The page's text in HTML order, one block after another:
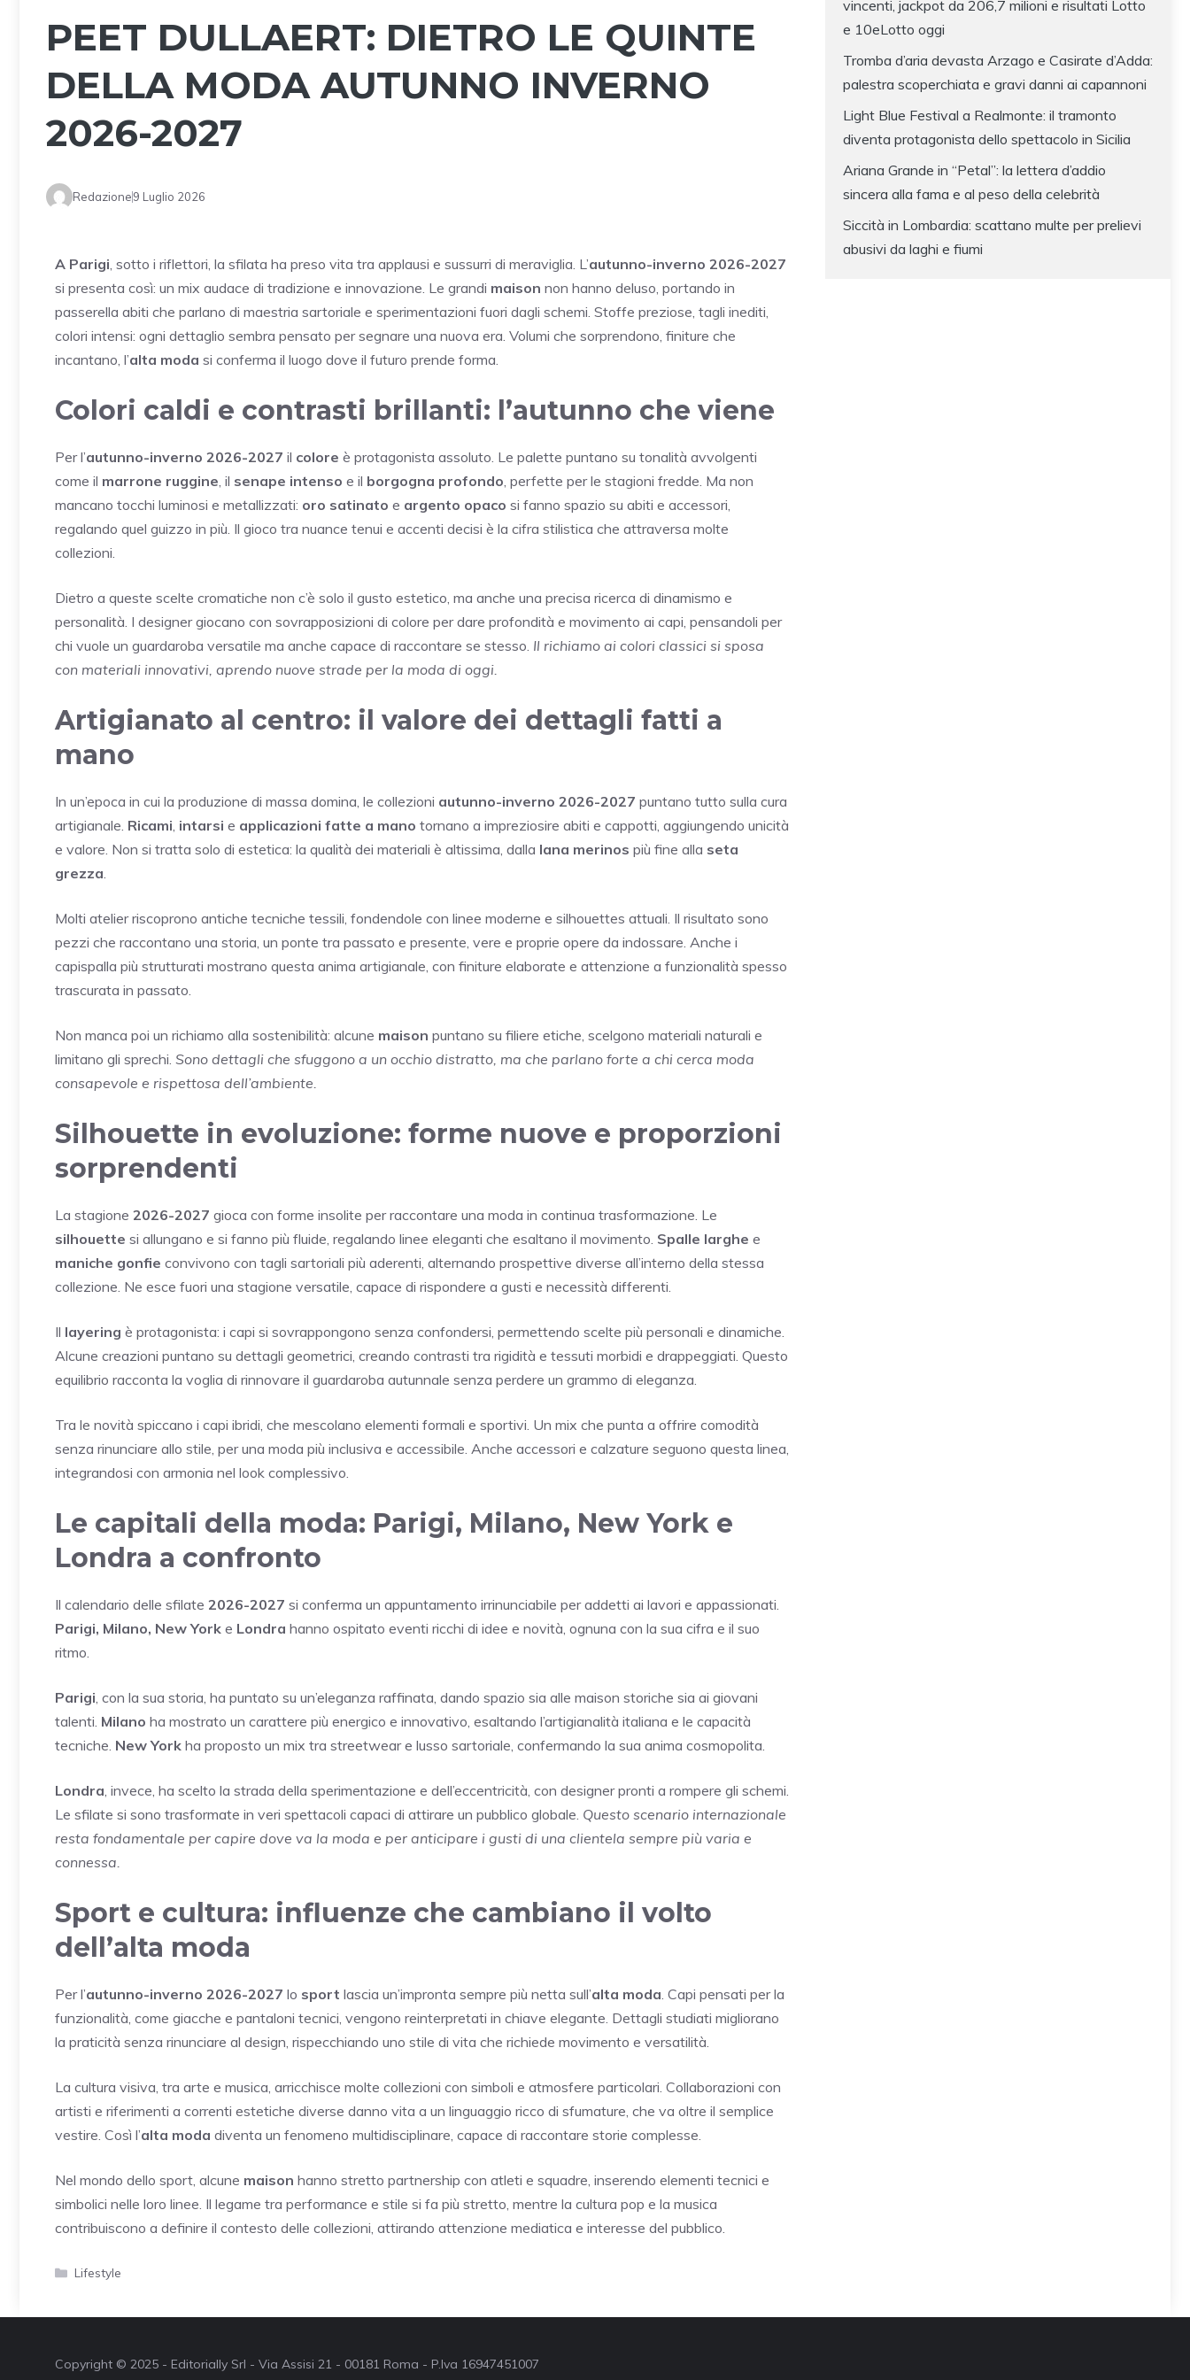
PEET DULLAERT: DIETRO LE QUINTE
DELLA MODA AUTUNNO INVERNO
2026-2027
Redazione9 Luglio 2026
A Parigi, sotto i riflettori, la sfilata ha preso vita tra applausi e sussurri di meraviglia. L’autunno-inverno 2026-2027
si presenta così: un mix audace di tradizione e innovazione. Le grandi maison non hanno deluso, portando in
passerella abiti che parlano di maestria sartoriale e sperimentazioni fuori dagli schemi. Stoffe preziose, tagli inediti,
colori intensi: ogni dettaglio sembra pensato per segnare una nuova era. Volumi che sorprendono, finiture che
incantano, l’alta moda si conferma il luogo dove il futuro prende forma.
Colori caldi e contrasti brillanti: l’autunno che viene
Per l’autunno-inverno 2026-2027 il colore è protagonista assoluto. Le palette puntano su tonalità avvolgenti
come il marrone ruggine, il senape intenso e il borgogna profondo, perfette per le stagioni fredde. Ma non
mancano tocchi luminosi e metallizzati: oro satinato e argento opaco si fanno spazio su abiti e accessori,
regalando quel guizzo in più. Il gioco tra nuance tenui e accenti decisi è la cifra stilistica che attraversa molte
collezioni.
Dietro a queste scelte cromatiche non c’è solo il gusto estetico, ma anche una precisa ricerca di dinamismo e
personalità. I designer giocano con sovrapposizioni di colore per dare profondità e movimento ai capi, pensandoli per
chi vuole un guardaroba versatile ma anche capace di raccontare se stesso. Il richiamo ai colori classici si sposa
con materiali innovativi, aprendo nuove strade per la moda di oggi.
Artigianato al centro: il valore dei dettagli fatti a
mano
In un’epoca in cui la produzione di massa domina, le collezioni autunno-inverno 2026-2027 puntano tutto sulla cura
artigianale. Ricami, intarsi e applicazioni fatte a mano tornano a impreziosire abiti e cappotti, aggiungendo unicità
e valore. Non si tratta solo di estetica: la qualità dei materiali è altissima, dalla lana merinos più fine alla seta
grezza.
Molti atelier riscoprono antiche tecniche tessili, fondendole con linee moderne e silhouettes attuali. Il risultato sono
pezzi che raccontano una storia, un ponte tra passato e presente, vere e proprie opere da indossare. Anche i
capispalla più strutturati mostrano questa anima artigianale, con finiture elaborate e attenzione a funzionalità spesso
trascurata in passato.
Non manca poi un richiamo alla sostenibilità: alcune maison puntano su filiere etiche, scelgono materiali naturali e
limitano gli sprechi. Sono dettagli che sfuggono a un occhio distratto, ma che parlano forte a chi cerca moda
consapevole e rispettosa dell’ambiente.
Silhouette in evoluzione: forme nuove e proporzioni
sorprendenti
La stagione 2026-2027 gioca con forme insolite per raccontare una moda in continua trasformazione. Le
silhouette si allungano e si fanno più fluide, regalando linee eleganti che esaltano il movimento. Spalle larghe e
maniche gonfie convivono con tagli sartoriali più aderenti, alternando prospettive diverse all’interno della stessa
collezione. Ne esce fuori una stagione versatile, capace di rispondere a gusti e necessità differenti.
Il layering è protagonista: i capi si sovrappongono senza confondersi, permettendo scelte più personali e dinamiche.
Alcune creazioni puntano su dettagli geometrici, creando contrasti tra rigidità e tessuti morbidi e drappeggiati. Questo
equilibrio racconta la voglia di rinnovare il guardaroba autunnale senza perdere un grammo di eleganza.
Tra le novità spiccano i capi ibridi, che mescolano elementi formali e sportivi. Un mix che punta a offrire comodità
senza rinunciare allo stile, per una moda più inclusiva e accessibile. Anche accessori e calzature seguono questa linea,
integrandosi con armonia nel look complessivo.
Le capitali della moda: Parigi, Milano, New York e
Londra a confronto
Il calendario delle sfilate 2026-2027 si conferma un appuntamento irrinunciabile per addetti ai lavori e appassionati.
Parigi, Milano, New York e Londra hanno ospitato eventi ricchi di idee e novità, ognuna con la sua cifra e il suo
ritmo.
Parigi, con la sua storia, ha puntato su un’eleganza raffinata, dando spazio sia alle maison storiche sia ai giovani
talenti. Milano ha mostrato un carattere più energico e innovativo, esaltando l’artigianalità italiana e le capacità
tecniche. New York ha proposto un mix tra streetwear e lusso sartoriale, confermando la sua anima cosmopolita.
Londra, invece, ha scelto la strada della sperimentazione e dell’eccentricità, con designer pronti a rompere gli schemi.
Le sfilate si sono trasformate in veri spettacoli capaci di attirare un pubblico globale. Questo scenario internazionale
resta fondamentale per capire dove va la moda e per anticipare i gusti di una clientela sempre più varia e
connessa.
Sport e cultura: influenze che cambiano il volto
dell’alta moda
Per l’autunno-inverno 2026-2027 lo sport lascia un’impronta sempre più netta sull’alta moda. Capi pensati per la
funzionalità, come giacche e pantaloni tecnici, vengono reinterpretati in chiave elegante. Dettagli studiati migliorano
la praticità senza rinunciare al design, rispecchiando uno stile di vita che richiede movimento e versatilità.
La cultura visiva, tra arte e musica, arricchisce molte collezioni con simboli e atmosfere particolari. Collaborazioni con
artisti e riferimenti a correnti estetiche diverse danno vita a un linguaggio ricco di sfumature, che va oltre il semplice
vestire. Così l’alta moda diventa un fenomeno multidisciplinare, capace di raccontare storie complesse.
Nel mondo dello sport, alcune maison hanno stretto partnership con atleti e squadre, inserendo elementi tecnici e
simbolici nelle loro linee. Il legame tra performance e stile si fa più stretto, mentre la cultura pop e la musica
contribuiscono a definire il contesto delle collezioni, attirando attenzione mediatica e interesse del pubblico.
Categorie
Lifestyle
vincenti, jackpot da 206,7 milioni e risultati Lotto
e 10eLotto oggi
Tromba d’aria devasta Arzago e Casirate d’Adda:
palestra scoperchiata e gravi danni ai capannoni
Light Blue Festival a Realmonte: il tramonto
diventa protagonista dello spettacolo in Sicilia
Ariana Grande in “Petal”: la lettera d’addio
sincera alla fama e al peso della celebrità
Siccità in Lombardia: scattano multe per prelievi
abusivi da laghi e fiumi
Copyright © 2025 - Editorially Srl - Via Assisi 21 - 00181 Roma - P.Iva 16947451007